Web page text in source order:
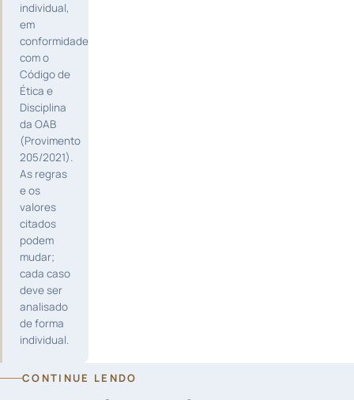
individual,
em
conformidade
com o
Código de
Ética e
Disciplina
da OAB
(Provimento
205/2021).
As regras
e os
valores
citados
podem
mudar;
cada caso
deve ser
analisado
de forma
individual.
CONTINUE LENDO